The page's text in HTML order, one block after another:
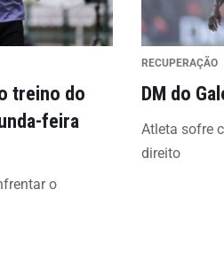
treino do
feira
o
RECUPERAÇÃO
DM do
Atleta sofre
direito